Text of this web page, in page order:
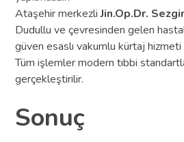
Ataşehir merkezliJin.Op.Dr.
Dudullu ve çevresinden gelen
güven esaslı vakumlu kürtaj hizmeti
Tüm işlemler modern tıbbi
gerçekleştirilir.
Sonuç